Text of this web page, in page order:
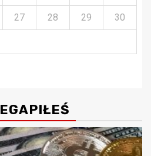
27 28 29 30